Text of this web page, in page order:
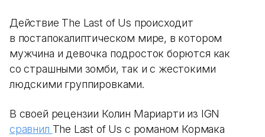
Действие The Last of Us происходит
в постапокалиптическом мире, в котором
мужчина и девочка подросток борются как
со страшными зомби, так и с жестокими
людскими группировками.
В своей рецензии Колин Мариарти из IGN
сравнил The Last of Us с романом Кормака